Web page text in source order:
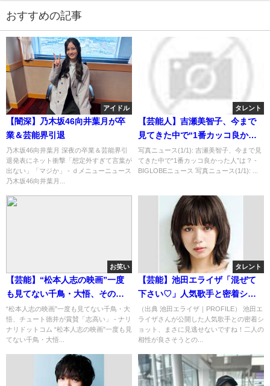
おすすめの記事
アイドル
【闇深】乃木坂46向井葉月が卒
業＆芸能界引退
乃木坂46向井葉月 深夜の卒業＆芸能界引
退発表にネット衝撃「想定外すぎて言葉が
出ない」「マジか」 - ｄメニューニュース
乃木坂46向井葉月...
タレント
【芸能人】吉瀬美智子、今まで
見てきた中で“1番カッコ良かっ
た人”は？
写真ニュース(1/1): 吉瀬美智子、今まで見
てきた中で“1番カッコ良かった人”は？ -
BIGLOBEニュース 写真ニュース(1/1): ...
お笑い
【芸能】“松本人志の映画”一度
も見てない千鳥・大悟、その理
由にチュート徳井が賞賛「志高
い」
“松本人志の映画”一度も見てない千鳥・大
悟、チュート徳井が賞賛「志高い」 - ナリ
ナリドットコム “松本人志の映画”一度も見
てない千鳥・大悟...
タレント
【芸能】池田エライザ「混ぜて
下さい♡」人気歌手と密着ショ
ットに「相性が良さそう」と話
題
（出典 池田エライザ｜PROFILE） 池田エ
ライザさんが公開した人気歌手との密着シ
ョット、まさに見逃せないですね！二人の
相性が良さそうとの...